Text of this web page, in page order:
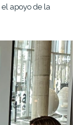
el apoyo de la